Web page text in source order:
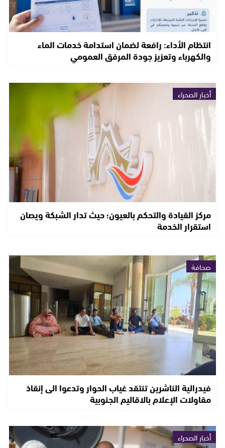
انتظام الأداء: رافعة لضمان استدامة خدمات الماء
والكهرباء وتعزيز جودة المرفق العمومي
أخبار الصحراء
مركز القيادة والتحكم بالعيون؛ حيث تدار الشبكة ويصان
استقرار الخدمة
صحافة
فيدرالية الناشرين تنتقد غياب الحوار وتدعوا الى إنقاذ
مقاولات الإعلام بالاقاليم الجنوبية
أخبار الصحراء